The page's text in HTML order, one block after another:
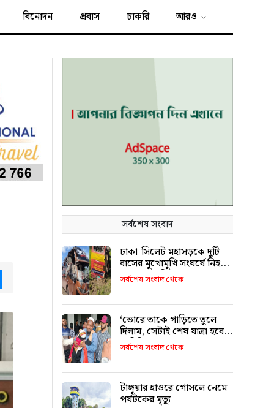
বিনোদন প্রবাস চাকরি আরও
সর্বশেষ সংবাদ
ঢাকা-সিলেট মহাসড়কে দুটি
বাসের মুখোমুখি সংঘর্ষে নিহত
৯ জনের পরিচয় শনাক্ত
সর্বশেষ সংবাদ থেকে
‘ভোরে তাকে গাড়িতে তুলে
দিলাম, সেটাই শেষ যাত্রা হবে
ভাবিনি’
সর্বশেষ সংবাদ থেকে
টাঙ্গুয়ার হাওরে গোসলে নেমে
পর্যটকের মৃত্যু